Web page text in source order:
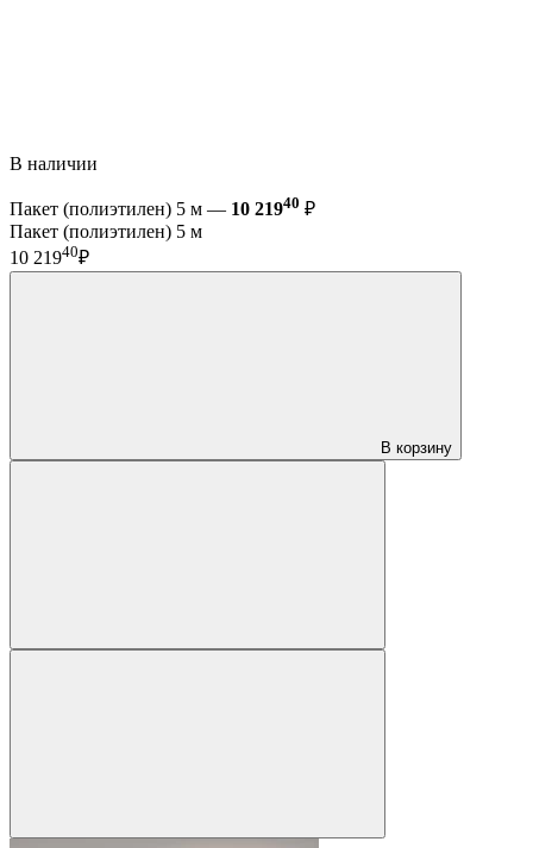
В наличии
Пакет (полиэтилен) 5 м — 10 21940 ₽
Пакет (полиэтилен) 5 м
10 21940₽
В корзину